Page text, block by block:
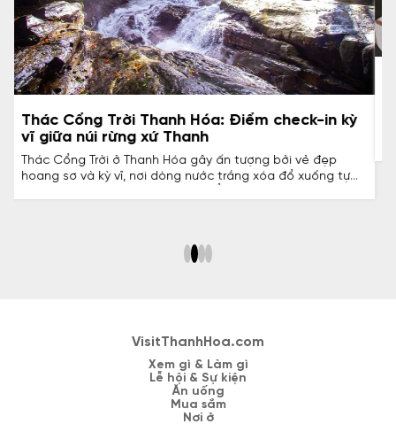
Buffet hải sản Sầm Sơn: Gợi ý địa chỉ ăn
ngon, giá tốt
Buffet hải sản Sầm Sơn thu hút du khách bởi nguồn hải
sản tươi sống, nhiều món chế biến phong phú và mức giá
hợp lý. Bài viết này giới thiệu những địa chỉ buffet nổi bật,
giúp du khách dễ dàng chọn nơi thưởng thức trọn vẹn
hương vị biển Sầm Sơn.
VisitThanhHoa.com
Xem gì & Làm gì
Lễ hội & Sự kiện
Ăn uống
Mua sắm
Nơi ở